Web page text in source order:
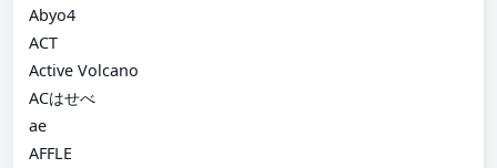
Abyo4
ACT
Active Volcano
ACはせべ
ae
AFFLE